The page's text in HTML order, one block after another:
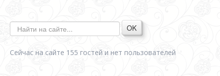
OK
Сейчас на сайте 155 гостей и нет пользователей